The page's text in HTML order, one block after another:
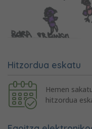
Hitzordua eskatu
Hemen
hitzordua